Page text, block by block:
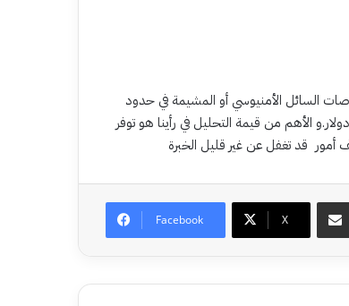
400 دولار أمريكي. و تصل فحوصات السائل الأمنيوسي أو المشيمة في حدود
1000 دولار و الفحوصات المتعلقة بالصبغات الملونة تتراوح بين 300 إلى 1000 دولار.و الأهم من قيمة التحليل في رأينا هو توفر
Facebook X